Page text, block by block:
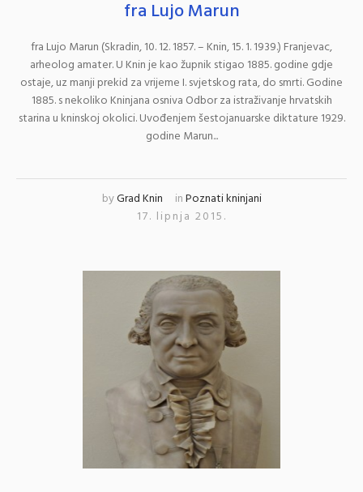
fra Lujo Marun
fra Lujo Marun (Skradin, 10. 12. 1857. – Knin, 15. 1. 1939.) Franjevac,
arheolog amater. U Knin je kao župnik stigao 1885. godine gdje
ostaje, uz manji prekid za vrijeme I. svjetskog rata, do smrti. Godine
1885. s nekoliko Kninjana osniva Odbor za istraživanje hrvatskih
starina u kninskoj okolici. Uvođenjem šestojanuarske diktature 1929.
godine Marun...
byGrad Knin inPoznati kninjani
17. lipnja 2015.